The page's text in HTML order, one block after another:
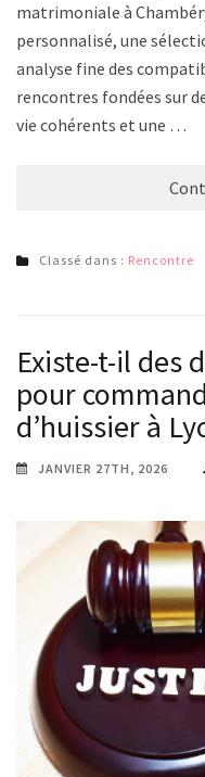
matrimoniale à
personnalisé, une
analyse fine des
rencontres fondées sur
vie cohérents et une …
Classé dans : Rencontre
Existe-t-il des
pour
d’huissier à
JANVIER 27TH, 2026